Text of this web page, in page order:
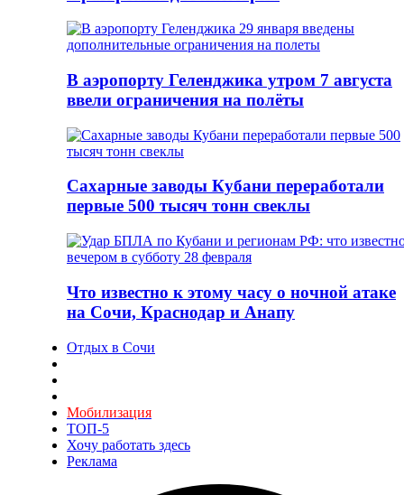
В аэропорту Геленджика утром 7 августа
ввели ограничения на полёты
Сахарные заводы Кубани переработали
первые 500 тысяч тонн свеклы
Что известно к этому часу о ночной атаке
на Сочи, Краснодар и Анапу
Отдых в Сочи
Мобилизация
ТОП-5
Хочу работать здесь
Реклама